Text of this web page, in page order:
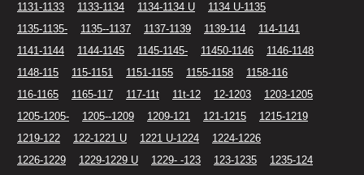
1131-1133
1133-1134 1134-1134 U
1134 U-1135
1135-1135-
1135--1137 1137-1139 1139-114
114-1141
1141-1144
1144-1145 1145-1145- 11450-1146
1146-1148
1148-115
115-1151 1151-1155 1155-1158
1158-116
116-1165
1165-117 117-11t 11t-12 12-1203
1203-1205
1205-1205-
1205--1209 1209-121 121-1215
1215-1219
1219-122
122-1221 U 1221 U-1224
1224-1226
1226-1229
1229-1229 U 1229- -123 123-1235
1235-124